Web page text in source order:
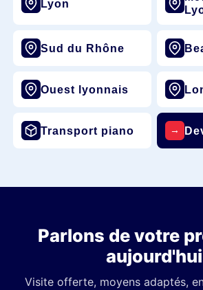
Lyon
Sud du Rhône
Ouest lyonnais
Transport piano →
Parlons de votre
aujourd'hui
Visite offerte, moyens adaptés,